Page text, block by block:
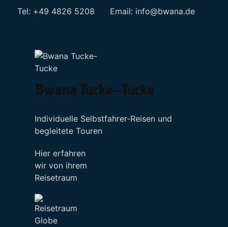
Tel: +49 4826 5208 Email: info@bwana.de
Bwana Tucke-Tucke
Individuelle Selbstfahrer-Reisen und
begleitete Touren
Hier erfahren
wir von ihrem
Reisetraum